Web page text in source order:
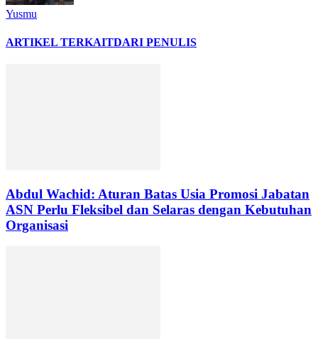
Yusmu
ARTIKEL TERKAITDARI PENULIS
Abdul Wachid: Aturan Batas Usia Promosi Jabatan
ASN Perlu Fleksibel dan Selaras dengan Kebutuhan
Organisasi